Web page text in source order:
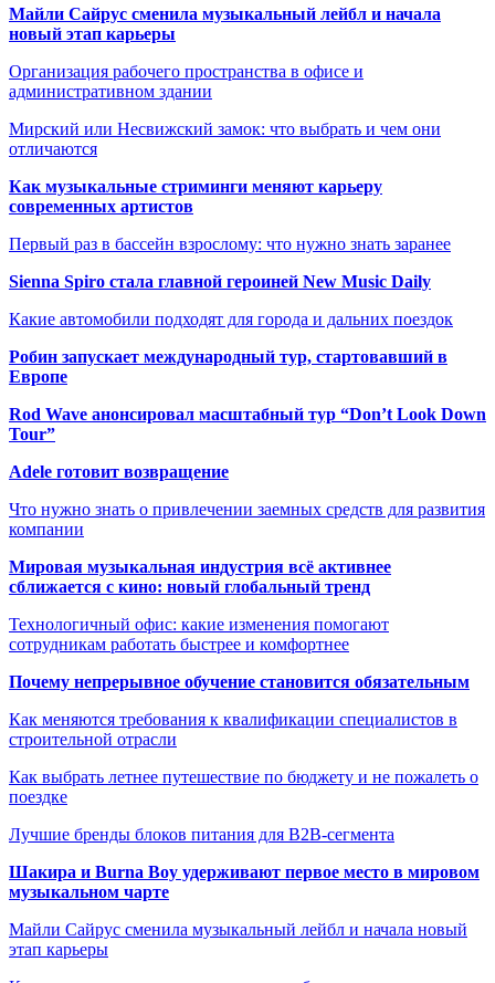
Майли Сайрус сменила музыкальный лейбл и начала
новый этап карьеры
Организация рабочего пространства в офисе и
административном здании
Мирский или Несвижский замок: что выбрать и чем они
отличаются
Как музыкальные стриминги меняют карьеру
современных артистов
Первый раз в бассейн взрослому: что нужно знать заранее
Sienna Spiro стала главной героиней New Music Daily
Какие автомобили подходят для города и дальних поездок
Робин запускает международный тур, стартовавший в
Европе
Rod Wave анонсировал масштабный тур “Don’t Look Down
Tour”
Adele готовит возвращение
Что нужно знать о привлечении заемных средств для развития
компании
Мировая музыкальная индустрия всё активнее
сближается с кино: новый глобальный тренд
Технологичный офис: какие изменения помогают
сотрудникам работать быстрее и комфортнее
Почему непрерывное обучение становится обязательным
Как меняются требования к квалификации специалистов в
строительной отрасли
Как выбрать летнее путешествие по бюджету и не пожалеть о
поездке
Лучшие бренды блоков питания для B2B-сегмента
Шакира и Burna Boy удерживают первое место в мировом
музыкальном чарте
Майли Сайрус сменила музыкальный лейбл и начала новый
этап карьеры